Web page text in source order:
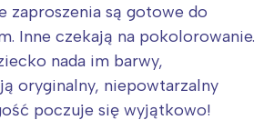
zaproszenia są gotowe do
Inne czekają na pokolorowanie.
nada im barwy,
oryginalny, niepowtarzalny
poczuje się wyjątkowo!